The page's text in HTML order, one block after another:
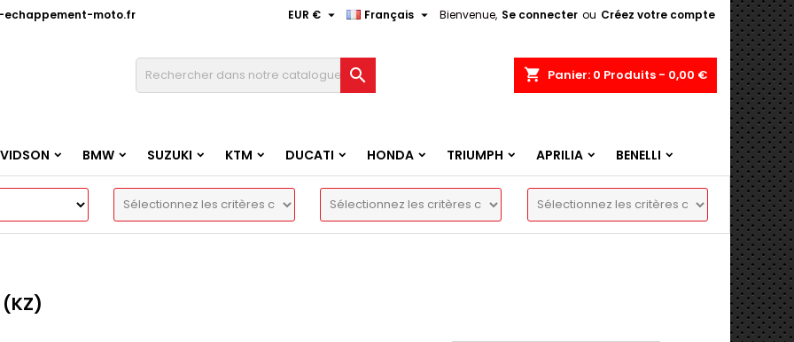
echappement-moto.fr Bienvenue, Se connecter ou Créez votre compte
Français 
EUR € 
 shopping_cart Panier: 0 Produits - 0,00 €
BMW SUZUKI KTM DUCATI HONDA TRIUMPH APRILIA BENELLI
(KZ)